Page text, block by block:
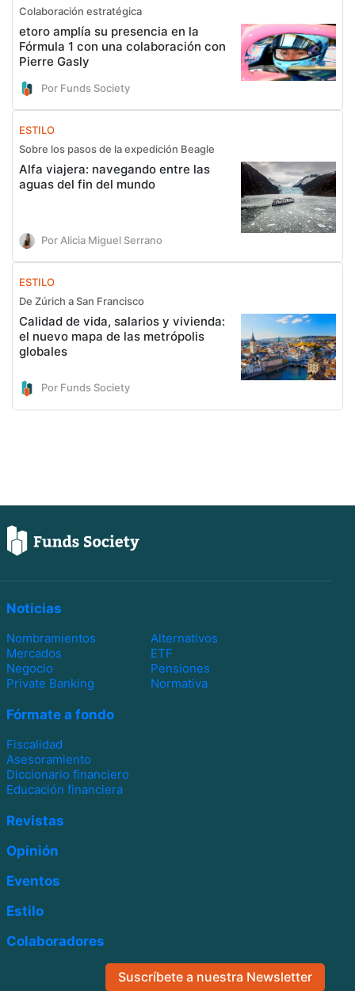
Colaboración estratégica
etoro amplía su presencia en la
Fórmula 1 con una colaboración con
Pierre Gasly
Por Funds Society
ESTILO
Sobre los pasos de la expedición Beagle
Alfa viajera: navegando entre las
aguas del fin del mundo
Por Alicia Miguel Serrano
ESTILO
De Zúrich a San Francisco
Calidad de vida, salarios y vivienda:
el nuevo mapa de las metrópolis
globales
Por Funds Society
Noticias
Nombramientos
Alternativos
Mercados
ETF
Negocio
Pensiones
Private Banking
Normativa
Fórmate a fondo
Fiscalidad
Asesoramiento
Diccionario financiero
Educación financiera
Revistas
Opinión
Eventos
Estilo
Colaboradores
Suscríbete a nuestra Newsletter